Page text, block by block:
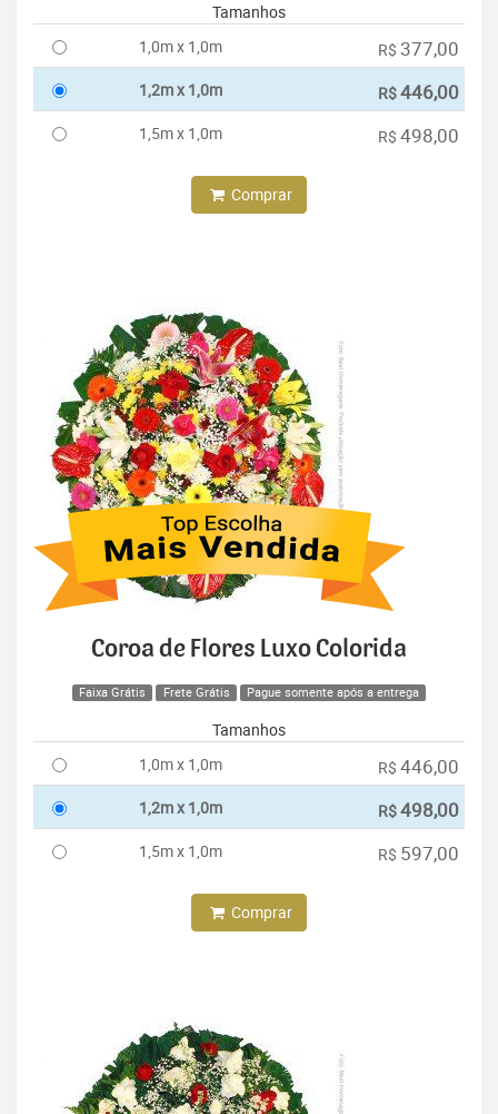
Tamanhos
1,0m x 1,0m
R$ 377,00
1,2m x 1,0m R$446,00
1,5m x 1,0m R$ 498,00
Comprar
Coroa de Flores Luxo Colorida
Faixa Grátis Frete Grátis Pague somente após a entrega
Tamanhos
1,0m x 1,0m
R$ 446,00
1,2m x 1,0m R$498,00
1,5m x 1,0m R$ 597,00
Comprar